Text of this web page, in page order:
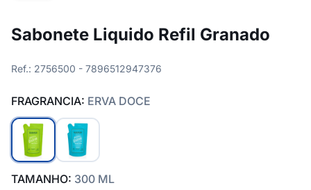
Sabonete Liquido Refil Granado
Ref.: 2756500 - 7896512947376
FRAGRANCIA: ERVA DOCE
TAMANHO: 300 ML